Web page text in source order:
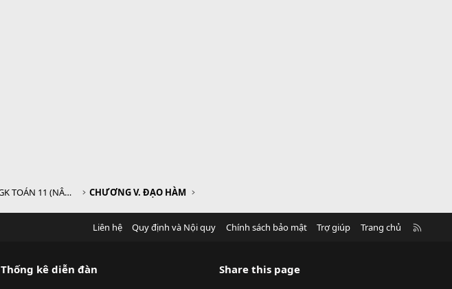
PHẦN ĐẠI SỐ VÀ GIẢI TÍCH - SGK TOÁN 11 (NÂNG CAO) CHƯƠNG V. ĐẠO HÀM
Liên hệ Quy định và Nội quy Chính sách bảo mật Trợ giúp Trang chủ
Thống kê diễn đàn Share this page